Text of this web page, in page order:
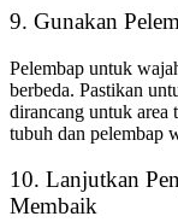
9. Gunakan
Pelembap untuk
berbeda. Pastikan
dirancang untuk area
tubuh dan pelembap
10. Lanjutkan
Membaik